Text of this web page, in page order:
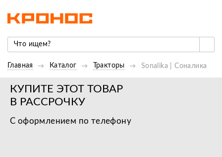
Главная Каталог Тракторы Sonalika | Соналика
КУПИТЕ ЭТОТ ТОВАР
В РАССРОЧКУ
С оформлением по телефону